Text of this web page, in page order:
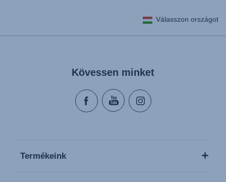
Válasszon országot
Kövessen minket
Termékeink